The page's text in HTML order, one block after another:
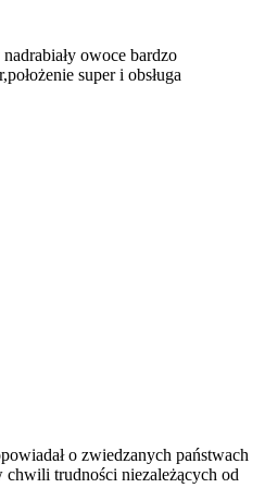
owoce bardzo
super i obsługa
o zwiedzanych państwach
trudności niezależących od